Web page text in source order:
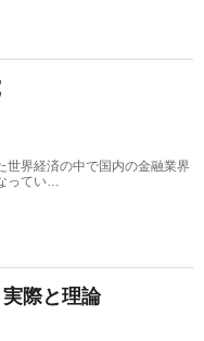
世界経済の中で国内の金融業界
ってい…
際と理論